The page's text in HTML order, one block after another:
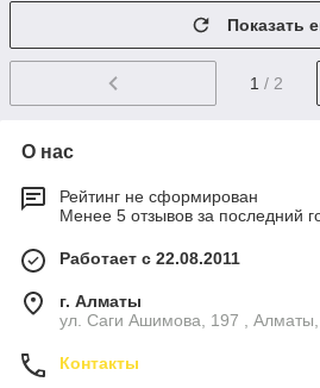
Показать
1 / 2
О нас
Рейтинг не сформирован
Менее 5 отзывов за последний
Работает с 22.08.2011
г. Алматы
ул. Саги Ашимова, 197 , Алматы,
Контакты